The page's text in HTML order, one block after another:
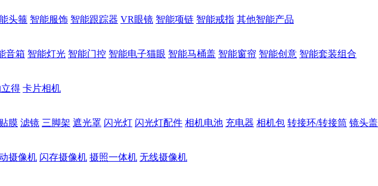
头箍 智能服饰 智能跟踪器 VR眼镜 智能项链 智能戒指 其他智能产品
音箱 智能灯光 智能门控 智能电子猫眼 智能马桶盖 智能窗帘 智能创意 智能套装组合
得 卡片相机
膜 滤镜 三脚架 遮光罩 闪光灯 闪光灯配件 相机电池 充电器 相机包 转接环/转接筒 镜头盖
摄像机 闪存摄像机 摄照一体机 无线摄像机